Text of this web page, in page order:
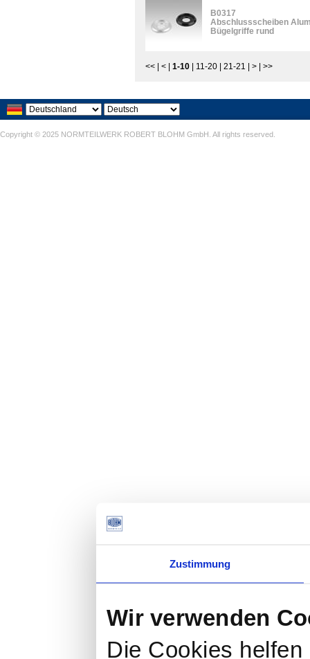
Zustimmung
Wir verwenden
Die Cookies
B0317
Abschlussscheiben
Bügelgriffe rund
<< < 1-10 11-20 21-21 > >>
Copyright © 2025 NORMTEILWERK ROBERT BLOHM GmbH. All rights reserved.